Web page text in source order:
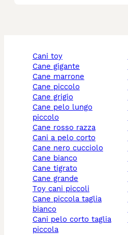
cani toy
cane gigante
cane marrone
cane piccolo
cane grigio
cane pelo lungo
piccolo
cane rosso razza
cani a pelo corto
cane nero cucciolo
cane bianco
cane tigrato
cane grande
toy cani piccoli
cane piccola taglia
bianco
cani pelo corto taglia
piccola